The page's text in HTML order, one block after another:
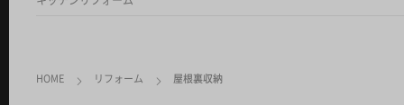
HOME リフォーム 屋根裏収納